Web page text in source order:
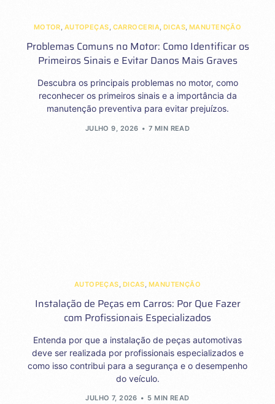
MOTOR, AUTOPEÇAS, CARROCERIA, DICAS, MANUTENÇÃO
Problemas Comuns no Motor: Como Identificar os
Primeiros Sinais e Evitar Danos Mais Graves
Descubra os principais problemas no motor, como
reconhecer os primeiros sinais e a importância da
manutenção preventiva para evitar prejuízos.
JULHO 9, 2026 7 MIN READ
AUTOPEÇAS, DICAS, MANUTENÇÃO
Instalação de Peças em Carros: Por Que Fazer
com Profissionais Especializados
Entenda por que a instalação de peças automotivas
deve ser realizada por profissionais especializados e
como isso contribui para a segurança e o desempenho
do veículo.
JULHO 7, 2026 5 MIN READ